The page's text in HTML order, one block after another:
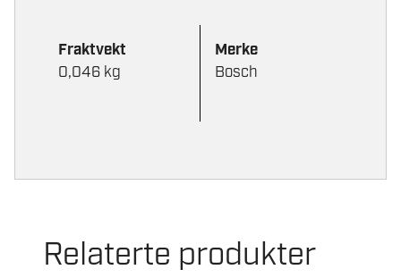
Fraktvekt
0,046 kg
Merke
Bosch
Relaterte produkter